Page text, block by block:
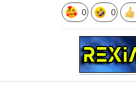
0 0